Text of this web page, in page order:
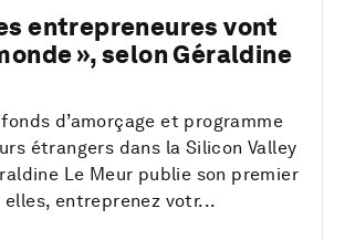
entrepreneures vont
», selon Géraldine
d’amorçage et programme
étrangers dans la Silicon Valley
Le Meur publie son premier
elles, entreprenez votr...